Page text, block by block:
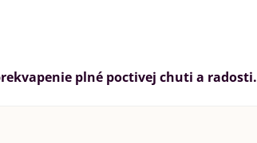
plné poctivej chuti a radosti.